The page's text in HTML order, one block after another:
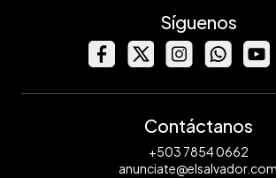
Síguenos
Contáctanos
+503 7854 0662
anunciate@elsalvador.com